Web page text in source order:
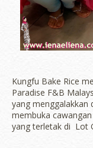
Kungfu Bake Rice
Paradise F&B
yang menggalakkan
membuka cawangan
yang terletak di Lot